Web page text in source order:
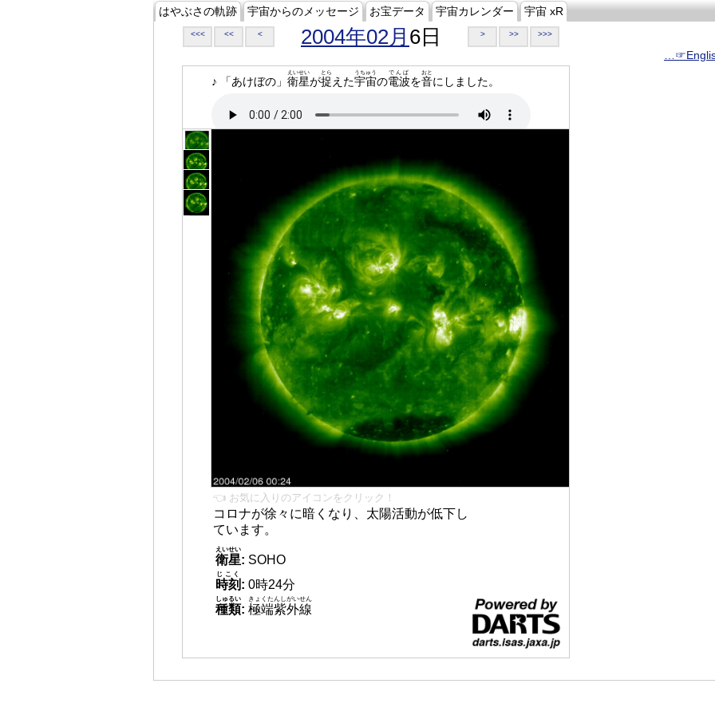
はやぶさの軌跡 宇宙からのメッセージ お宝データ 宇宙カレンダー 宇宙 xR
<<< << < 2004年02月 6日 > >> >>>
♪ 「あけぼの」 衛星
えいせい
が捉
とら
えた宇宙
うちゅう
の電波
でんぱ
を音
おと
にしました。
👈 お気に入りのアイコンをクリック！
コロナが徐々に暗くなり、太陽活動が低下し
ています。
衛星
えいせい
: SOHO
時刻
じこく
: 0時24分
種類
しゅるい
: 極端紫外線
きょくたんしがいせん